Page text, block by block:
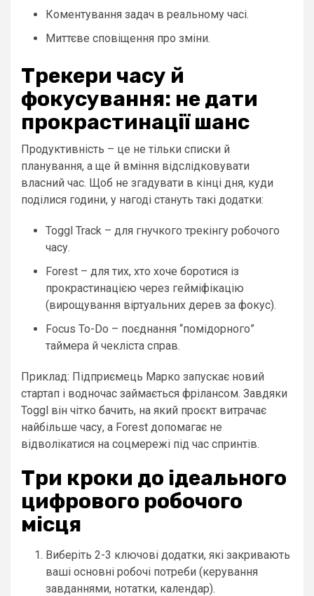
Коментування задач в реальному часі.
Миттєве сповіщення про зміни.
Трекери часу й
фокусування: не дати
прокрастинації шанс
Продуктивність – це не тільки списки й
планування, а ще й вміння відслідковувати
власний час. Щоб не згадувати в кінці дня, куди
поділися години, у нагоді стануть такі додатки:
Toggl Track – для гнучкого трекінгу робочого
часу.
Forest – для тих, хто хоче боротися із
прокрастинацією через гейміфікацію
(вирощування віртуальних дерев за фокус).
Focus To-Do – поєднання “помідорного”
таймера й чекліста справ.
Приклад: Підприємець Марко запускає новий
стартап і водночас займається фрілансом. Завдяки
Toggl він чітко бачить, на який проєкт витрачає
найбільше часу, а Forest допомагає не
відволікатися на соцмережі під час спринтів.
Три кроки до ідеального
цифрового робочого
місця
Виберіть 2-3 ключові додатки, які закривають
ваші основні робочі потреби (керування
завданнями, нотатки, календар).